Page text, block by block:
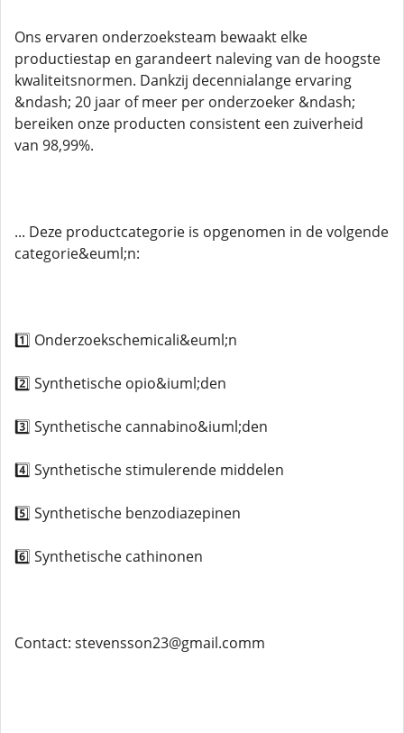
Ons ervaren onderzoeksteam bewaakt elke
productiestap en garandeert naleving van de hoogste
kwaliteitsnormen. Dankzij decennialange ervaring
&ndash; 20 jaar of meer per onderzoeker &ndash;
bereiken onze producten consistent een zuiverheid
van 98,99%.
... Deze productcategorie is opgenomen in de volgende
categorie&euml;n:
1️⃣ Onderzoekschemicali&euml;n
2️⃣ Synthetische opio&iuml;den
3️⃣ Synthetische cannabino&iuml;den
4️⃣ Synthetische stimulerende middelen
5️⃣ Synthetische benzodiazepinen
6️⃣ Synthetische cathinonen
Contact: stevensson23@gmail.comm